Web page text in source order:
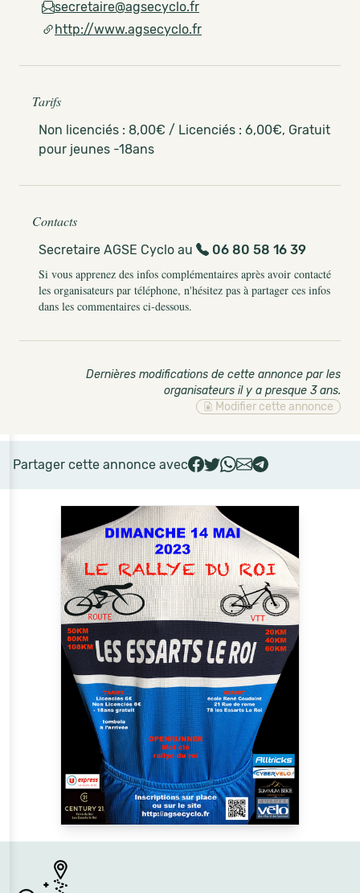
secretaire@agsecyclo.fr
http://www.agsecyclo.fr
Tarifs
Non licenciés : 8,00€ / Licenciés : 6,00€, Gratuit
pour jeunes -18ans
Contacts
Secretaire AGSE Cyclo au
06 80 58 16 39
Si vous apprenez des infos complémentaires après avoir contacté
les organisateurs par téléphone, n'hésitez pas à partager ces infos
dans les commentaires ci-dessous.
Dernières modifications de cette annonce par les
organisateurs il y a presque 3 ans.
Modifier cette annonce
Partager cette annonce avec